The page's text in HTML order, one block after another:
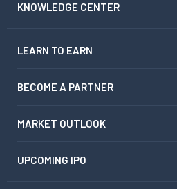
KNOWLEDGE CENTER
LEARN TO EARN
BECOME A PARTNER
MARKET OUTLOOK
UPCOMING IPO